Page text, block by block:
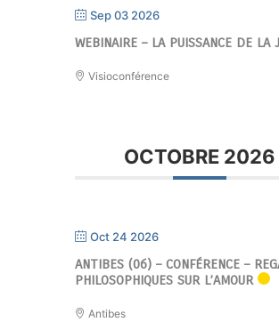
Sep 03 2026
WEBINAIRE – LA PUISSANCE DE LA
Visioconférence
OCTOBRE 2026
Oct 24 2026
ANTIBES (06) – CONFÉRENCE –
PHILOSOPHIQUES SUR L’AMOUR
Antibes